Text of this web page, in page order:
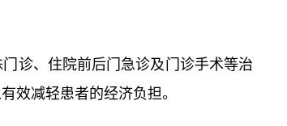
诊、住院前后门急诊及门诊手术等治
效减轻患者的经济负担。